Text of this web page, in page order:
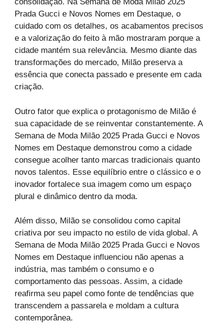
Prada Gucci e Novos Nomes em Destaque, o
cuidado com os detalhes, os acabamentos precisos
e a valorização do feito à mão mostraram porque a
cidade mantém sua relevância. Mesmo diante das
transformações do mercado, Milão preserva a
essência que conecta passado e presente em cada
criação.
Outro fator que explica o protagonismo de Milão é
sua capacidade de se reinventar constantemente. A
Semana de Moda Milão 2025 Prada Gucci e Novos
Nomes em Destaque demonstrou como a cidade
consegue acolher tanto marcas tradicionais quanto
novos talentos. Esse equilíbrio entre o clássico e o
inovador fortalece sua imagem como um espaço
plural e dinâmico dentro da moda.
Além disso, Milão se consolidou como capital
criativa por seu impacto no estilo de vida global. A
Semana de Moda Milão 2025 Prada Gucci e Novos
Nomes em Destaque influenciou não apenas a
indústria, mas também o consumo e o
comportamento das pessoas. Assim, a cidade
reafirma seu papel como fonte de tendências que
transcendem a passarela e moldam a cultura
contemporânea.